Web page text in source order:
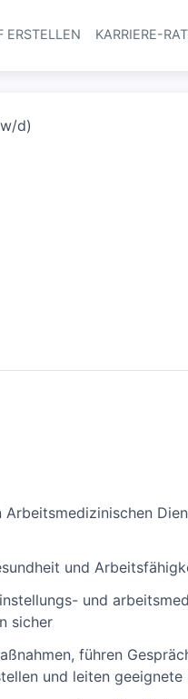
Haupt-
ERSTELLEN KARRIERE-
d)
und
und
sicher
führen
und leiten geeignete